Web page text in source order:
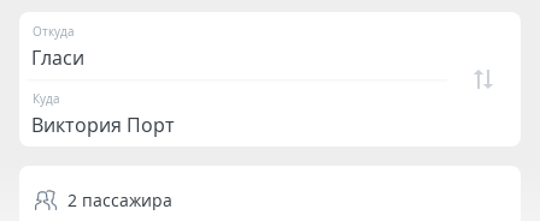
Откуда
Куда
2 пассажира